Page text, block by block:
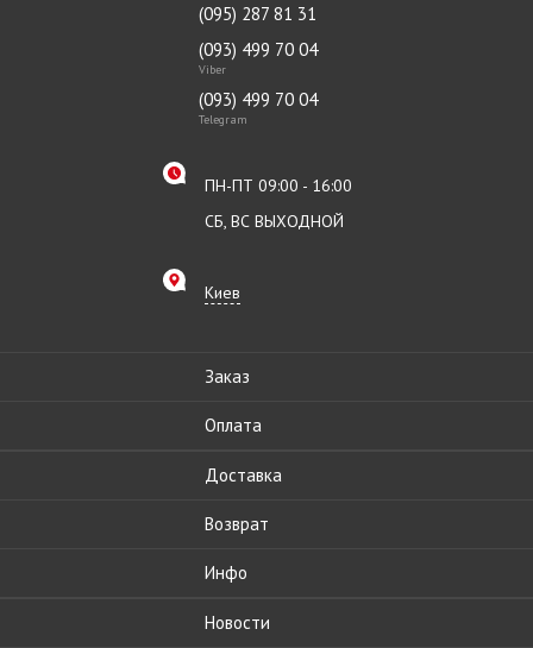
(095) 287 81 31
(093) 499 70 04
Viber
(093) 499 70 04
Telegram
ПН-ПТ 09:00 - 16:00
СБ, ВС ВЫХОДНОЙ
Киев
Заказ
Оплата
Доставка
Возврат
Инфо
Новости